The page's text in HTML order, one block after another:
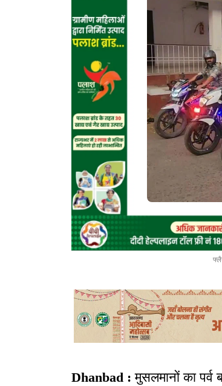
Dhanbad : मुसलमानों का पर्व